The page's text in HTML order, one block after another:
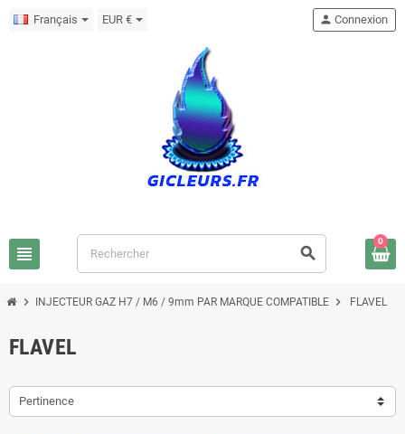
Français EUR €
view_headline search
person Connexion
0
chevron_right INJECTEUR GAZ H7 / M6 / 9mm PAR MARQUE COMPATIBLE chevron_right FLAVEL
FLAVEL
Pertinence